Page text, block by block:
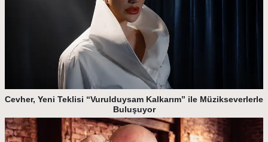
Cevher, Yeni Teklisi “Vurulduysam Kalkarım” ile Müzikseverlerle
Buluşuyor